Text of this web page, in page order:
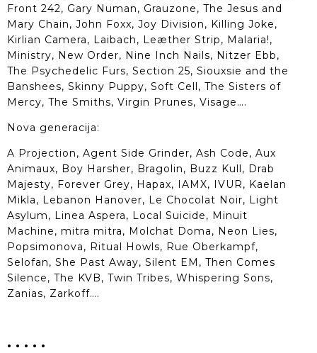
Front 242, Gary Numan, Grauzone, The Jesus and
Mary Chain, John Foxx, Joy Division, Killing Joke,
Kirlian Camera, Laibach, Leæther Strip, Malaria!,
Ministry, New Order, Nine Inch Nails, Nitzer Ebb,
The Psychedelic Furs, Section 25, Siouxsie and the
Banshees, Skinny Puppy, Soft Cell, The Sisters of
Mercy, The Smiths, Virgin Prunes, Visage….
Nova generacija:
A Projection, Agent Side Grinder, Ash Code, Aux
Animaux, Boy Harsher, Bragolin, Buzz Kull, Drab
Majesty, Forever Grey, Hapax, IAMX, IVUR, Kaelan
Mikla, Lebanon Hanover, Le Chocolat Noir, Light
Asylum, Linea Aspera, Local Suicide, Minuit
Machine, mitra mitra, Molchat Doma, Neon Lies,
Popsimonova, Ritual Howls, Rue Oberkampf,
Selofan, She Past Away, Silent EM, Then Comes
Silence, The KVB, Twin Tribes, Whispering Sons,
Zanias, Zarkoff….
• • • • •